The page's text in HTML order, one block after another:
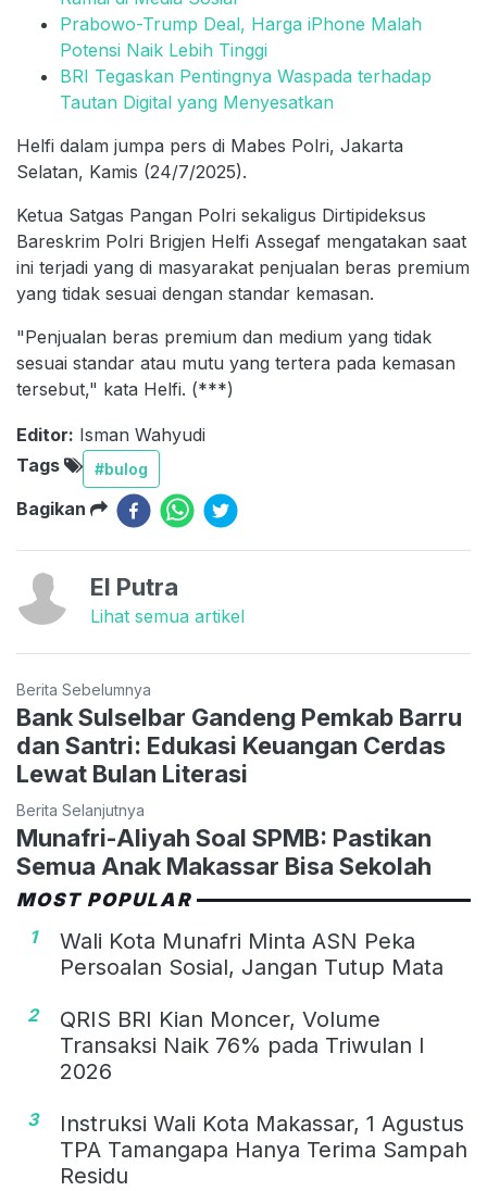
Prabowo-Trump Deal, Harga iPhone Malah
Potensi Naik Lebih Tinggi
BRI Tegaskan Pentingnya Waspada terhadap
Tautan Digital yang Menyesatkan
Helfi dalam jumpa pers di Mabes Polri, Jakarta
Selatan, Kamis (24/7/2025).
Ketua Satgas Pangan Polri sekaligus Dirtipideksus
Bareskrim Polri Brigjen Helfi Assegaf mengatakan saat
ini terjadi yang di masyarakat penjualan beras premium
yang tidak sesuai dengan standar kemasan.
"Penjualan beras premium dan medium yang tidak
sesuai standar atau mutu yang tertera pada kemasan
tersebut," kata Helfi. (***)
Editor: Isman Wahyudi
Tags
#bulog
Bagikan
El Putra
Lihat semua artikel
Berita Sebelumnya
Bank Sulselbar Gandeng Pemkab Barru
dan Santri: Edukasi Keuangan Cerdas
Lewat Bulan Literasi
Berita Selanjutnya
Munafri-Aliyah Soal SPMB: Pastikan
Semua Anak Makassar Bisa Sekolah
MOST POPULAR
1
Wali Kota Munafri Minta ASN Peka
Persoalan Sosial, Jangan Tutup Mata
2
QRIS BRI Kian Moncer, Volume
Transaksi Naik 76% pada Triwulan I
2026
3
Instruksi Wali Kota Makassar, 1 Agustus
TPA Tamangapa Hanya Terima Sampah
Residu